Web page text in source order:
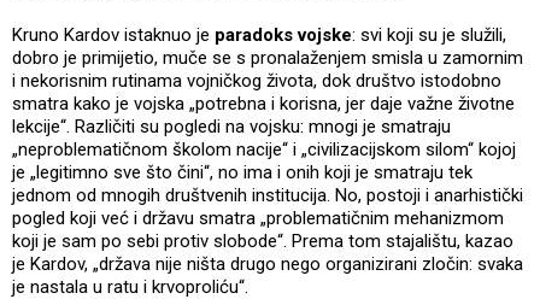
Kruno Kardov istaknuo je paradoks vojske: svi koji su je služili,
dobro je primijetio, muče se s pronalaženjem smisla u zamornim
i nekorisnim rutinama vojničkog života, dok društvo istodobno
smatra kako je vojska „potrebna i korisna, jer daje važne životne
lekcije“. Različiti su pogledi na vojsku: mnogi je smatraju
„neproblematičnom školom nacije“ i „civilizacijskom silom“ kojoj
je „legitimno sve što čini“, no ima i onih koji je smatraju tek
jednom od mnogih društvenih institucija. No, postoji i anarhistički
pogled koji već i državu smatra „problematičnim mehanizmom
koji je sam po sebi protiv slobode“. Prema tom stajalištu, kazao
je Kardov, „država nije ništa drugo nego organizirani zločin: svaka
je nastala u ratu i krvoproliću“.